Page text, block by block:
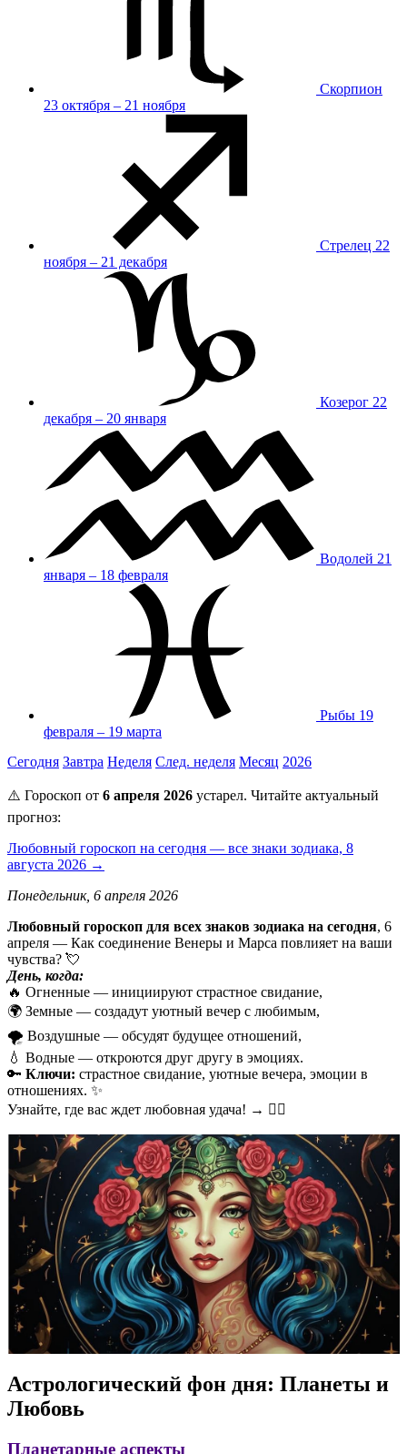
Скорпион
23 октября – 21 ноября
Стрелец 22
ноября – 21 декабря
Козерог 22
декабря – 20 января
Водолей 21
января – 18 февраля
Рыбы 19
февраля – 19 марта
Сегодня Завтра Неделя След. неделя Месяц 2026
⚠️ Гороскоп от 6 апреля 2026 устарел. Читайте актуальный
прогноз:
Любовный гороскоп на сегодня — все знаки зодиака, 8
августа 2026 →
Понедельник, 6 апреля 2026
Любовный гороскоп для всех знаков зодиака на сегодня, 6
апреля — Как соединение Венеры и Марса повлияет на ваши
чувства? 💘
День, когда:
🔥 Огненные — инициируют страстное свидание,
🌍 Земные — создадут уютный вечер с любимым,
🌪️ Воздушные — обсудят будущее отношений,
💧 Водные — откроются друг другу в эмоциях.
🔑 Ключи: страстное свидание, уютные вечера, эмоции в
отношениях. ✨
Узнайте, где вас ждет любовная удача! → ❤️‍🔥
Астрологический фон дня: Планеты и
Любовь
Планетарные аспекты